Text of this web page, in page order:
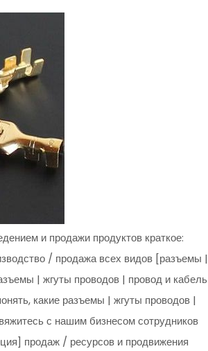
и продажи продуктов краткое:
/ продажа всех видов [разъемы |
| жгуты проводов | провод и кабель
какие разъемы | жгуты проводов |
с нашим бизнесом сотрудников
продаж / ресурсов и продвижения